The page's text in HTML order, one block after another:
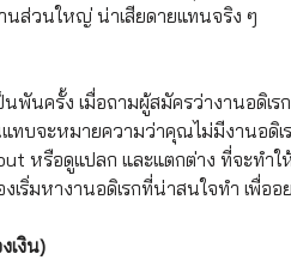
ส่วนใหญ่ น่าเสียดายแทนจริง ๆ
นพันครั้ง เมื่อถามผู้สมัครว่างานอดิ
แทบจะหมายความว่าคุณไม่มีงานอดิ
หรือดูแปลก และแตกต่าง ที่จะท
เริ่มหางานอดิเรกที่น่าสนใจทำ เพื่ออ
เงิน)